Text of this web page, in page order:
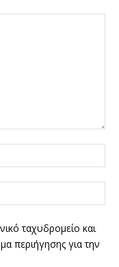
ταχυδρομείο και
περιήγησης για την